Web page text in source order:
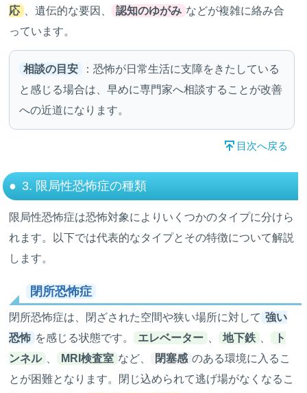
応
、遺伝的な要因、 認知のゆがみ などが複雑に絡み合
っています。
相談の目安
：恐怖が日常生活に支障をきたしている
と感じる場合は、早めに専門家へ相談することが改善
への近道になります。
目次へ戻る
3. 限局性恐怖症の種類
限局性恐怖症は恐怖対象によりいくつかのタイプに分けら
れます。以下では代表的なタイプとその特徴について解説
します。
閉所恐怖症
閉所恐怖症は、閉ざされた空間や狭い場所に対して 強い
恐怖 を感じる状態です。 エレベーター 地下鉄
ト
ンネル
MRI検査室 など、 閉塞感 のある環境に入るこ
とが困難となります。閉じ込められて逃げ場がなくなるこ